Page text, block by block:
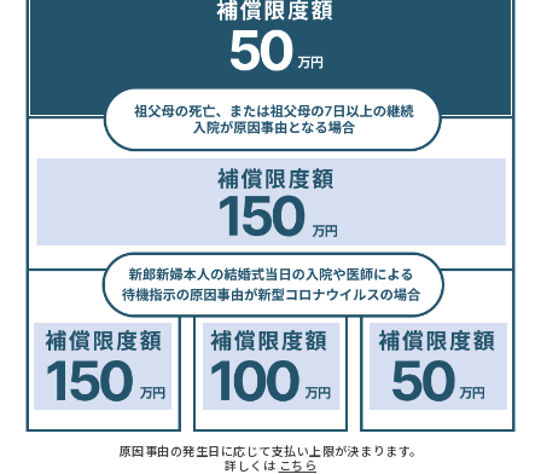
原因事由の発生日に応じて支払い上限が決まります。
詳しくは こちら